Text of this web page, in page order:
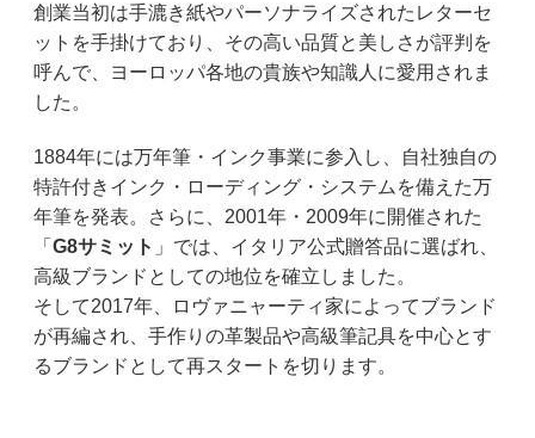
創業当初は手漉き紙やパーソナライズされたレターセ
ットを手掛けており、その高い品質と美しさが評判を
呼んで、ヨーロッパ各地の貴族や知識人に愛用されま
した。
1884年には万年筆・インク事業に参入し、自社独自の
特許付きインク・ローディング・システムを備えた万
年筆を発表。さらに、2001年・2009年に開催された
「 G8サミット 」では、イタリア公式贈答品に選ばれ、
高級ブランドとしての地位を確立しました。
そして2017年、ロヴァニャーティ家によってブランド
が再編され、手作りの革製品や高級筆記具を中心とす
るブランドとして再スタートを切ります。